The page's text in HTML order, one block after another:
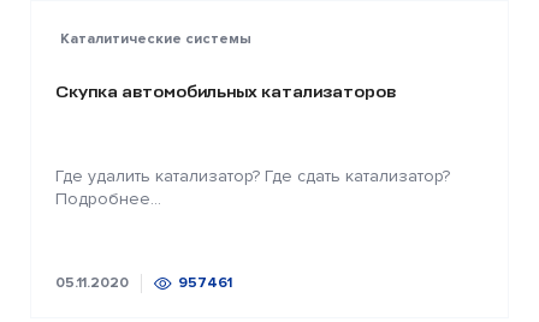
Каталитические системы
Скупка автомобильных катализаторов
Где удалить катализатор? Где сдать катализатор?
Подробнее...
05.11.2020 957461